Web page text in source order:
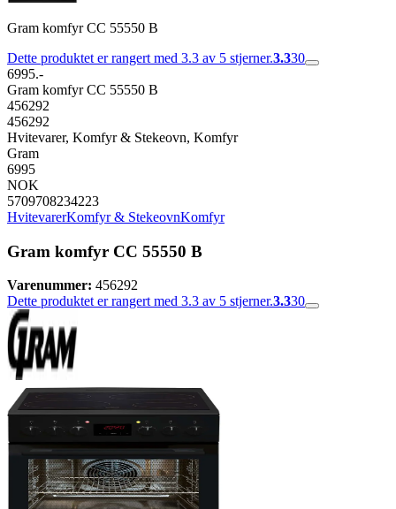
Gram komfyr CC 55550 B
Dette produktet er rangert med 3.3 av 5 stjerner.3.330
6995.-
Gram komfyr CC 55550 B
456292
456292
Hvitevarer, Komfyr & Stekeovn, Komfyr
Gram
6995
NOK
5709708234223
HvitevarerKomfyr & StekeovnKomfyr
Gram komfyr CC 55550 B
Varenummer: 456292
Dette produktet er rangert med 3.3 av 5 stjerner.3.330